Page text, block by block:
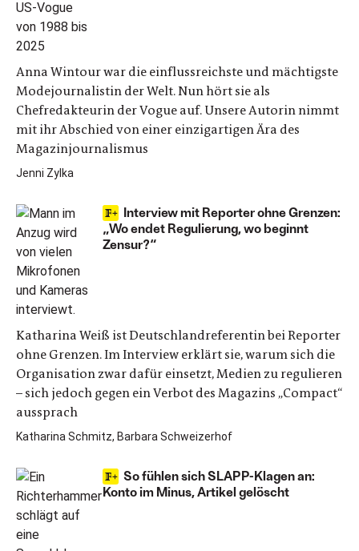
Anna Wintour war die einflussreichste und mächtigste
Modejournalistin der Welt. Nun hört sie als
Chefredakteurin der Vogue auf. Unsere Autorin nimmt
mit ihr Abschied von einer einzigartigen Ära des
Magazinjournalismus
Jenni Zylka
Interview mit Reporter ohne Grenzen:
„Wo endet Regulierung, wo beginnt
Zensur?“
Katharina Weiß ist Deutschlandreferentin bei Reporter
ohne Grenzen. Im Interview erklärt sie, warum sich die
Organisation zwar dafür einsetzt, Medien zu regulieren
– sich jedoch gegen ein Verbot des Magazins „Compact“
aussprach
Katharina Schmitz, Barbara Schweizerhof
So fühlen sich SLAPP-Klagen an:
Konto im Minus, Artikel gelöscht